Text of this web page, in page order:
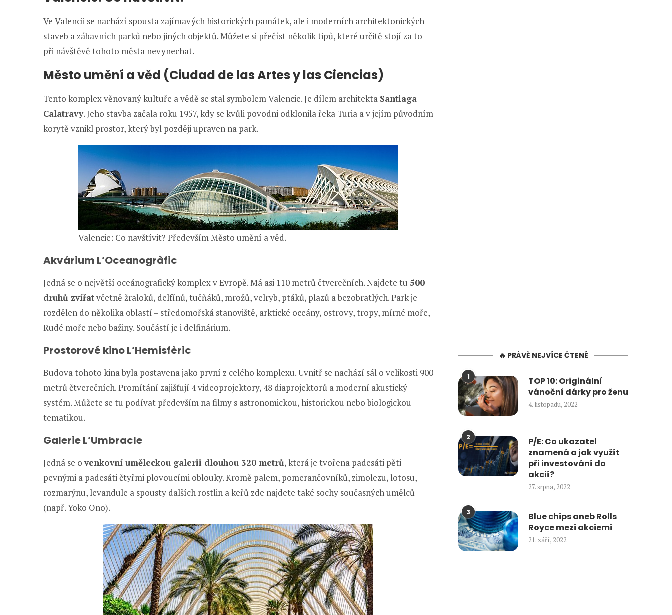
Ve Valencii se nachází spousta zajímavých historických památek, ale i moderních architektonických
staveb a zábavních parků nebo jiných objektů. Můžete si přečíst několik tipů, které určitě stojí za to
při návštěvě tohoto města nevynechat.
Město umění a věd (Ciudad de las Artes y las Ciencias)
Tento komplex věnovaný kultuře a vědě se stal symbolem Valencie. Je dílem architekta Santiaga
Calatravy. Jeho stavba začala roku 1957, kdy se kvůli povodni odklonila řeka Turia a v jejím původním
korytě vznikl prostor, který byl později upraven na park.
Valencie: Co navštívit? Především Město umění a věd.
Akvárium L’Oceanogràfic
Jedná se o největší oceánografický komplex v Evropě. Má asi 110 metrů čtverečních. Najdete tu 500
druhů zvířatvčetně žraloků, delfínů, tučňáků, mrožů, velryb, ptáků, plazů a bezobratlých. Park je
rozdělen do několika oblastí – středomořská stanoviště, arktické oceány, ostrovy, tropy, mírné moře,
Rudé moře nebo bažiny. Součástí je i delfinárium.
Prostorové kino L’Hemisfèric
Budova tohoto kina byla postavena jako první z celého komplexu. Uvnitř se nachází sál o velikosti 900
metrů čtverečních. Promítání zajišťují 4 videoprojektory, 48 diaprojektorů a moderní akustický
systém. Můžete se tu podívat především na filmy s astronomickou, historickou nebo biologickou
tematikou.
Galerie L’Umbracle
Jedná se o venkovní uměleckou galerii dlouhou 320 metrů, která je tvořena padesáti pěti
pevnými a padesáti čtyřmi plovoucími oblouky. Kromě palem, pomerančovníků, zimolezu, lotosu,
rozmarýnu, levandule a spousty dalších rostlin a keřů zde najdete také sochy současných umělců
(např. Yoko Ono).
🔥 PRÁVĚ NEJVÍCE ČTENÉ
1
TOP 10: Originální
vánoční dárky pro ženu
4. listopadu, 2022
2
P/E: Co ukazatel
znamená a jak využít
při investování do
akcií?
27. srpna, 2022
3
Blue chips aneb Rolls
Royce mezi akciemi
21. září, 2022